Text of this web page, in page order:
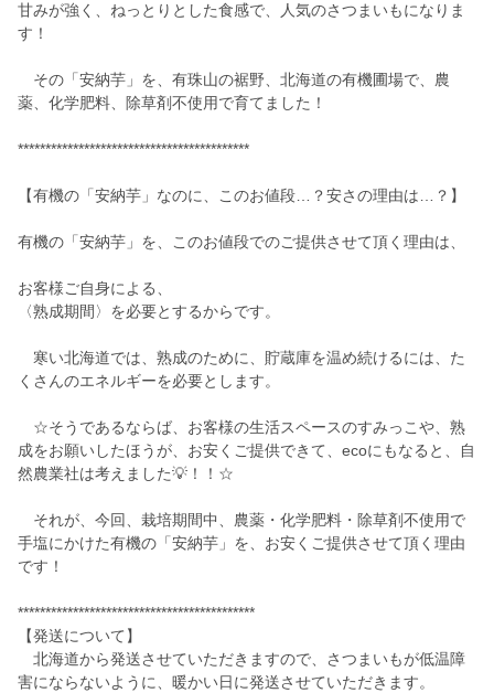
甘みが強く、ねっとりとした食感で、人気のさつまいもになりま
す！
その「安納芋」を、有珠山の裾野、北海道の有機圃場で、農
薬、化学肥料、除草剤不使用で育てました！
******************************************
【有機の「安納芋」なのに、このお値段…？安さの理由は…？】
有機の「安納芋」を、このお値段でのご提供させて頂く理由は、
お客様ご自身による、
〈熟成期間〉を必要とするからです。
寒い北海道では、熟成のために、貯蔵庫を温め続けるには、た
くさんのエネルギーを必要とします。
☆そうであるならば、お客様の生活スペースのすみっこや、熟
成をお願いしたほうが、お安くご提供できて、ecoにもなると、自
然農業社は考えました💡！！☆
それが、今回、栽培期間中、農薬・化学肥料・除草剤不使用で
手塩にかけた有機の「安納芋」を、お安くご提供させて頂く理由
です！
*******************************************
【発送について】
北海道から発送させていただきますので、さつまいもが低温障
害にならないように、暖かい日に発送させていただきます。